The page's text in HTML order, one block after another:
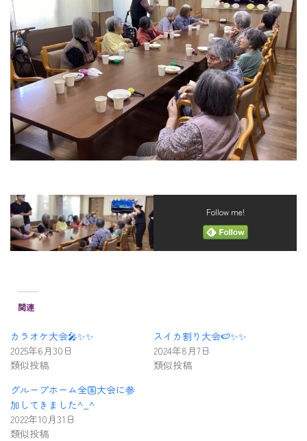
Follow me!
関連
カラオケ大会🎤✨✨
2025年6月30日
類似投稿
スイカ割り大会🍉✨✨
2024年8月7日
類似投稿
グループホーム全国大会に参
加してきました^_^
2022年10月31日
類似投稿